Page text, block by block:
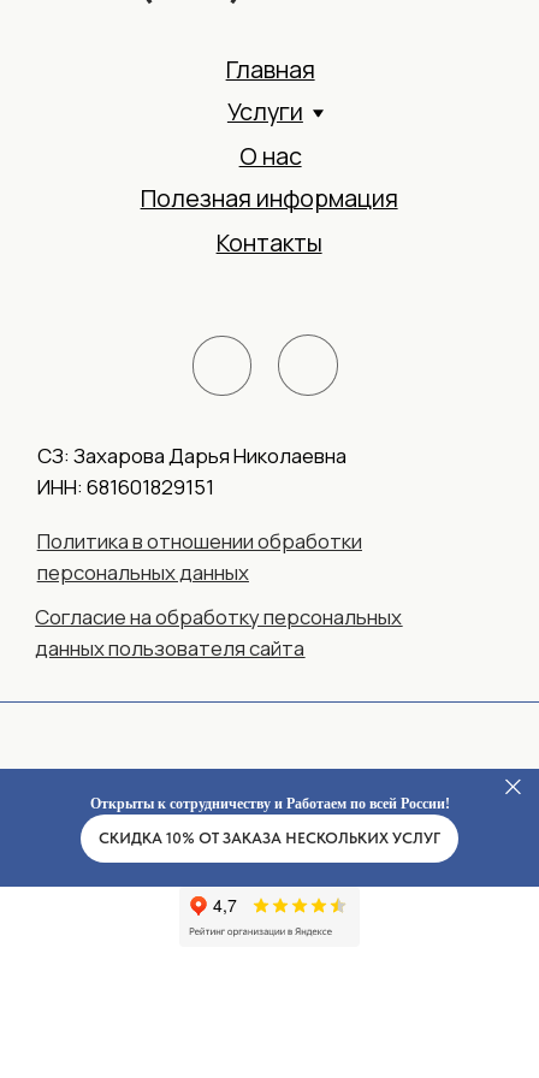
Открыты к сотрудничеству и Работаем по всей России!
СКИДКА 10% ОТ ЗАКАЗА НЕСКОЛЬКИХ УСЛУГ